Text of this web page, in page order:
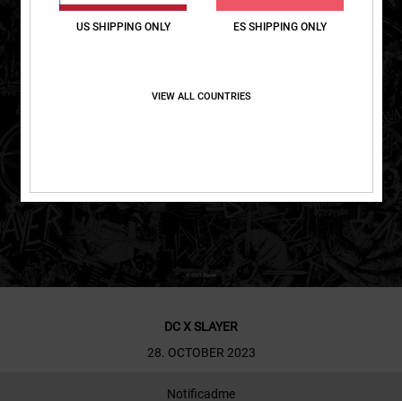
DC X SLAYER
28. OCTOBER 2023
Notificadme
US SHIPPING ONLY ES SHIPPING ONLY
VIEW ALL COUNTRIES